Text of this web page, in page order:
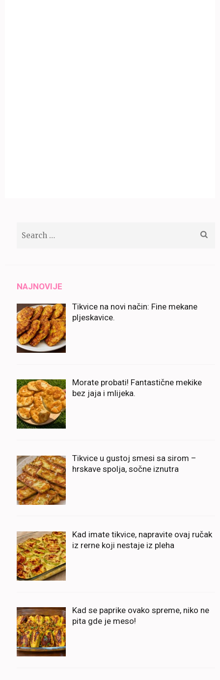
NAJNOVIJE
Tikvice na novi način: Fine mekane
pljeskavice.
Morate probati! Fantastične mekike
bez jaja i mlijeka.
Tikvice u gustoj smesi sa sirom –
hrskave spolja, sočne iznutra
Kad imate tikvice, napravite ovaj ručak
iz rerne koji nestaje iz pleha
Kad se paprike ovako spreme, niko ne
pita gde je meso!